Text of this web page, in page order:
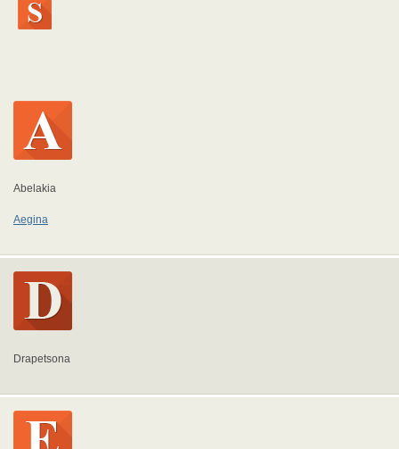
Abelakia
Aegina
Drapetsona